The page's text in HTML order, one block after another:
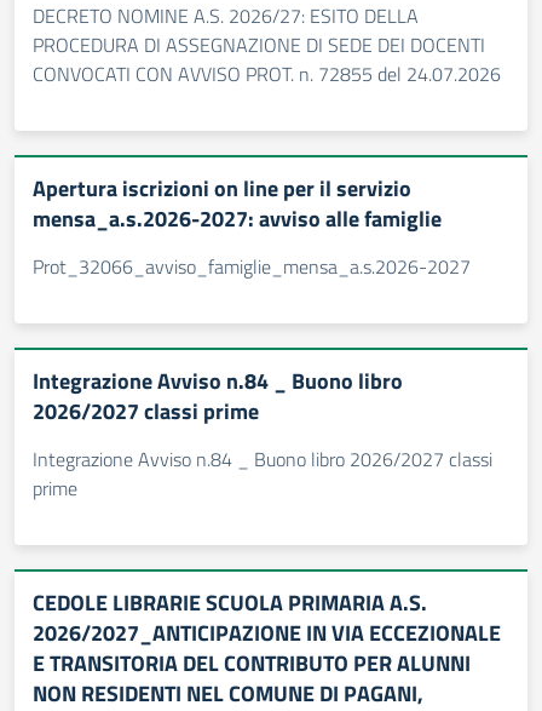
DECRETO NOMINE A.S. 2026/27: ESITO DELLA
PROCEDURA DI ASSEGNAZIONE DI SEDE DEI DOCENTI
CONVOCATI CON AVVISO PROT. n. 72855 del 24.07.2026
Apertura iscrizioni on line per il servizio
mensa_a.s.2026-2027: avviso alle famiglie
Prot_32066_avviso_famiglie_mensa_a.s.2026-2027
Integrazione Avviso n.84 _ Buono libro
2026/2027 classi prime
Integrazione Avviso n.84 _ Buono libro 2026/2027 classi
prime
CEDOLE LIBRARIE SCUOLA PRIMARIA A.S.
2026/2027_ANTICIPAZIONE IN VIA ECCEZIONALE
E TRANSITORIA DEL CONTRIBUTO PER ALUNNI
NON RESIDENTI NEL COMUNE DI PAGANI,